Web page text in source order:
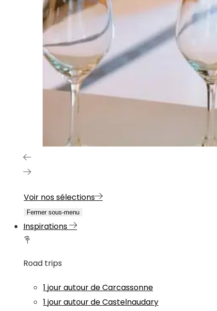
Voir nos sélections
Fermer sous-menu
Inspirations
Road trips
1 jour autour de Carcassonne
1 jour autour de Castelnaudary